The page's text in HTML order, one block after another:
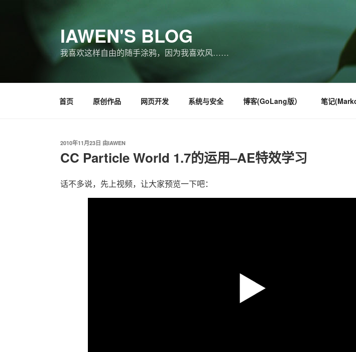
IAWEN'S BLOG
我喜欢这样自由的随手涂鸦，因为我喜欢风……
首页 原创作品 网页开发 系统与安全 博客(GoLang版） 笔记
发
于
2010年11月23日 由IAWEN
CC Particle World 1.7的运用–AE特效学习
话不多说，先上视频，让大家预览一下吧：